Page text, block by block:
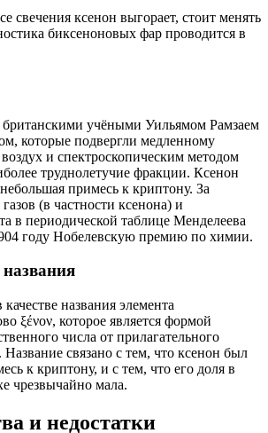
свечения ксенон выгорает, стоит менять
биксеноновых фар проводится в
учёными Уильямом Рамзаем
которые подвергли медленному
и спектроскопическим методом
труднолетучие фракции. Ксенон
примесь к криптону. За
(в частности ксенона) и
в периодической таблице Менделеева
году Нобелевскую премию по химии.
названия элемента
ξένον, которое является формой
числа от прилагательного
связано с тем, что ксенон был
к криптону, и с тем, что его доля в
чрезвычайно мала.
и недостатки